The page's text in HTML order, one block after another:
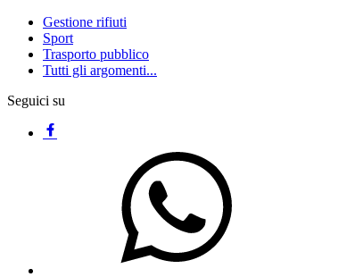
Gestione rifiuti
Sport
Trasporto pubblico
Tutti gli argomenti...
Seguici su